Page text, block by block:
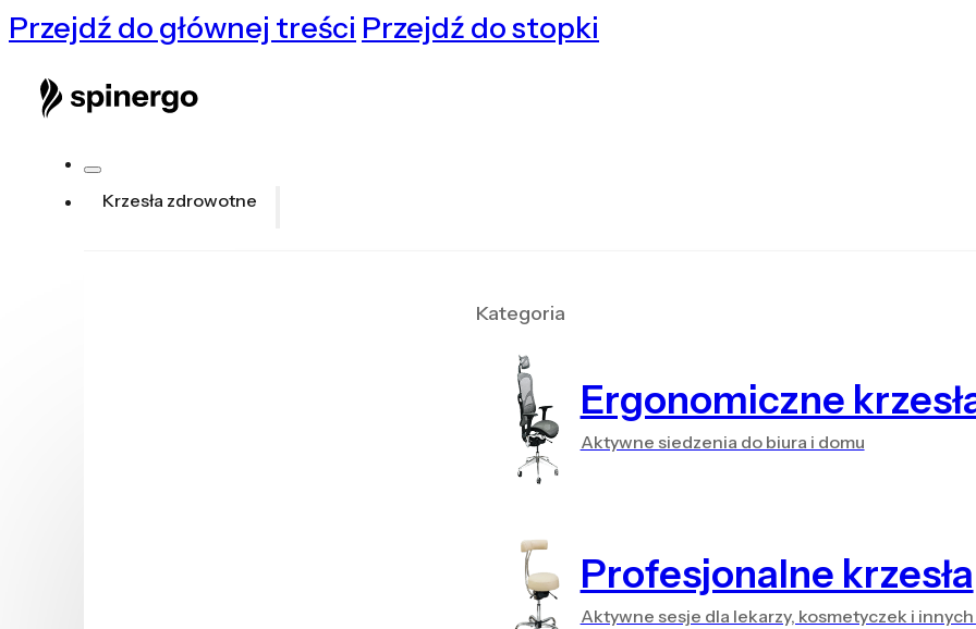
Przejdź do głównej treści Przejdź do stopki
Krzesła zdrowotne
Kategoria
Ergonomiczne
Aktywne siedzenia do biura i domu
Profesjonalne krzesła
Aktywne sesje dla lekarzy, kosmetyczek i